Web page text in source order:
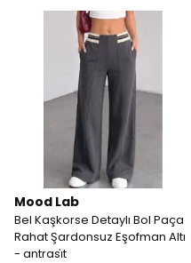
Mood Lab
Bel Kaşkorse Detaylı Bol Paça
Rahat Şardonsuz Eşofman Altı
- antrasi̇t